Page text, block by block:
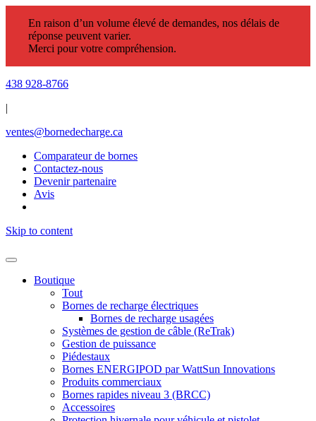
En raison d’un volume élevé de demandes, nos délais de
réponse peuvent varier.
Merci pour votre compréhension.
438 928-8766
|
ventes@bornedecharge.ca
Comparateur de bornes
Contactez-nous
Devenir partenaire
Avis
Skip to content
Boutique
Tout
Bornes de recharge électriques
Bornes de recharge usagées
Systèmes de gestion de câble (ReTrak)
Gestion de puissance
Piédestaux
Bornes ENERGIPOD par WattSun Innovations
Produits commerciaux
Bornes rapides niveau 3 (BRCC)
Accessoires